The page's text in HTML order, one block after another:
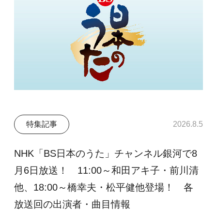
特集記事 2026.8.5
NHK「BS日本のうた」チャンネル銀河で8
月6日放送！ 11:00～和田アキ子・前川清
他、18:00～橋幸夫・松平健他登場！ 各
放送回の出演者・曲目情報